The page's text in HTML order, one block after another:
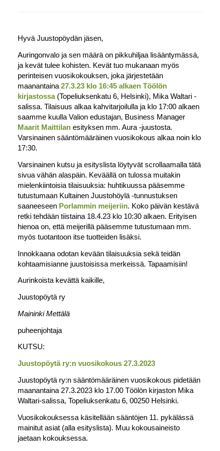
Hyvä Juustopöydän jäsen,
Auringonvalo ja sen määrä on pikkuhiljaa lisääntymässä,
ja kevät tulee kohisten. Kevät tuo mukanaan myös
perinteisen vuosikokouksen, joka järjestetään
maanantaina 27.3.23 klo 16:45 alkaen Töölön
kirjastossa(Topeliuksenkatu 6, Helsinki), Mika Waltari -
salissa. Tilaisuus alkaa kahvitarjoilulla ja klo 17:00 alkaen
saamme kuulla Valion edustajan, Business Manager
Maarit Maittilanesityksen mm. Aura -juustosta.
Varsinainen sääntömääräinen vuosikokous alkaa noin klo
17:30.
Varsinainen kutsu ja esityslista löytyvät scrollaamalla tätä
sivua vähän alaspäin. Keväällä on tulossa muitakin
mielenkiintoisia tilaisuuksia: huhtikuussa pääsemme
tutustumaan Kultainen Juustohöylä -tunnustuksen
saaneeseen Porlammin meijeriin. Koko päivän kestävä
retki tehdään tiistaina 18.4.23 klo 10:30 alkaen. Erityisen
hienoa on, että meijerillä pääsemme tutustumaan mm.
myös tuotantoon itse tuotteiden lisäksi.
Innokkaana odotan kevään tilaisuuksia sekä teidän
kohtaamisianne juustoisissa merkeissä. Tapaamisiin!
Aurinkoista kevättä kaikille,
Juustopöytä ry
Maininki Mettälä
puheenjohtaja
KUTSU:
Juustopöytä ry:n vuosikokous 27.3.2023
Juustopöytä ry:n sääntömääräinen vuosikokous pidetään
maanantaina 27.3.2023 klo 17.00 Töölön kirjaston Mika
Waltari-salissa, Topeliuksenkatu 6, 00250 Helsinki.
Vuosikokouksessa käsitellään sääntöjen 11. pykälässä
mainitut asiat (alla esityslista). Muu kokousaineisto
jaetaan kokouksessa.